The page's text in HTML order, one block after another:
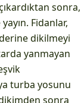
sonra,
Fidanlar,
dikilmeyi
yanmayan
turba yosunu
sonra